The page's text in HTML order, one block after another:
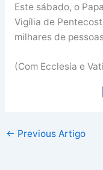
Este sábado, o
Vigília de
milhares de
(Com Ecclesia e
← Previous Artigo